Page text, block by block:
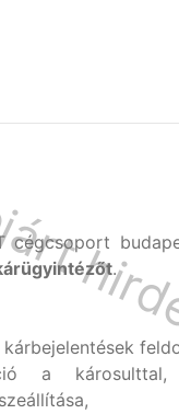
cégcsoport
.
a károsulttal,